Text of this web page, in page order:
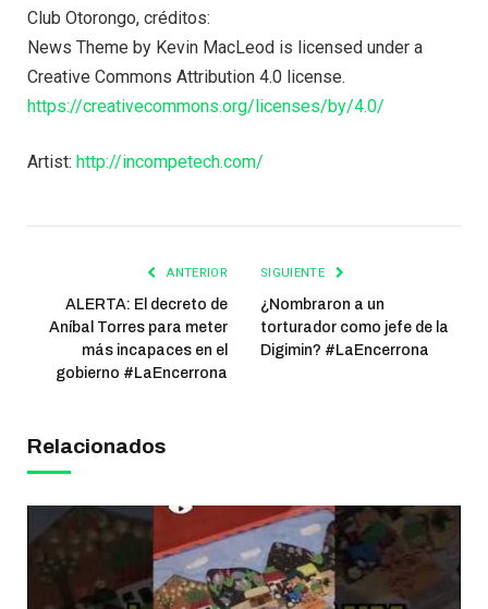
Club Otorongo, créditos:
News Theme by Kevin MacLeod is licensed under a
Creative Commons Attribution 4.0 license.
https://creativecommons.org/licenses/by/4.0/
Artist: http://incompetech.com/
ANTERIOR
ALERTA: El decreto de
Aníbal Torres para meter
más incapaces en el
gobierno #LaEncerrona
SIGUIENTE
¿Nombraron a un
torturador como jefe de la
Digimin? #LaEncerrona
Relacionados